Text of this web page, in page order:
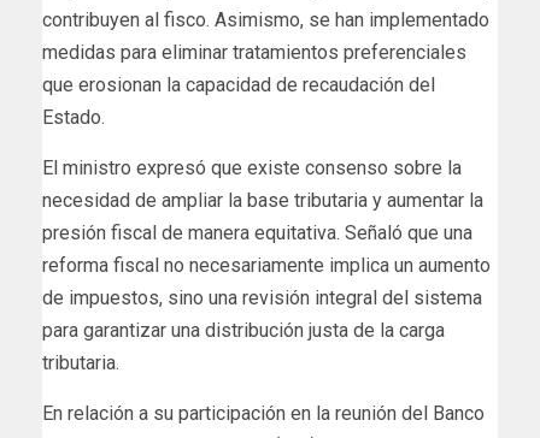
contribuyen al fisco. Asimismo, se han implementado
medidas para eliminar tratamientos preferenciales
que erosionan la capacidad de recaudación del
Estado.
El ministro expresó que existe consenso sobre la
necesidad de ampliar la base tributaria y aumentar la
presión fiscal de manera equitativa. Señaló que una
reforma fiscal no necesariamente implica un aumento
de impuestos, sino una revisión integral del sistema
para garantizar una distribución justa de la carga
tributaria.
En relación a su participación en la reunión del Banco